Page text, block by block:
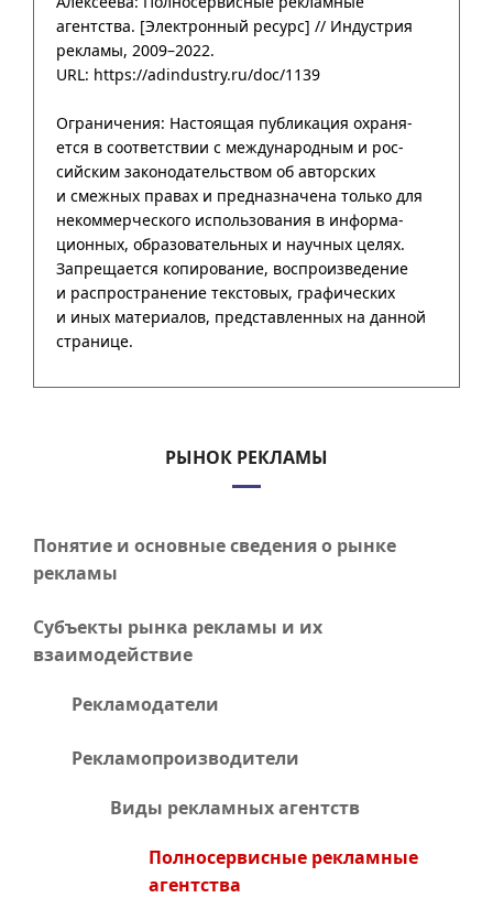
агентства. [Электронный ресурс] // Индустрия
рекламы, 2009–2022.
URL: https://adindustry.ru/doc/1139
РЫНОК РЕКЛАМЫ
Понятие и основные сведения о рынке
рекламы
Субъекты рынка рекламы и их
взаимодействие
Рекламодатели
Рекламопроизводители
Виды рекламных агентств
Полносервисные рекламные
агентства